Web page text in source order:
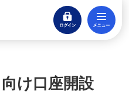
ログイン
閉じる
け口座開設